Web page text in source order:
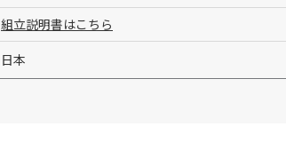
組立説明書はこちら
日本